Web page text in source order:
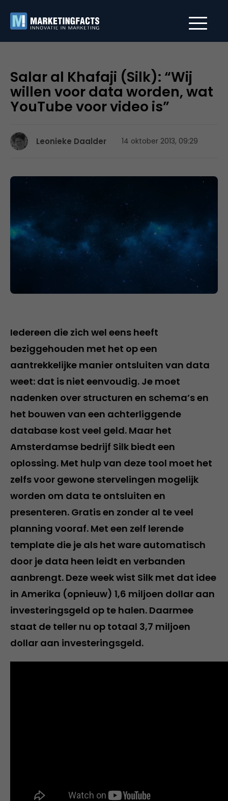
Salar al Khafaji (Silk): “Wij
willen voor data worden, wat
YouTube voor video is”
Leonieke Daalder 14 oktober 2013, 09:29
Iedereen die zich wel eens heeft
beziggehouden met het op een
aantrekkelijke manier ontsluiten van data
weet: dat is niet eenvoudig. Je moet
nadenken over structuren en schema’s en
het bouwen van een achterliggende
database kost veel geld. Maar het
Amsterdamse bedrijf Silk biedt een
oplossing. Met hulp van deze tool moet het
zelfs voor gewone stervelingen mogelijk
worden om data te ontsluiten en
presenteren. Gratis en zonder al te veel
planning vooraf. Met een zelf lerende
template die je als het ware automatisch
door je data heen leidt en verbanden
aanbrengt. Deze week wist Silk met dat idee
in Amerika (opnieuw) 1,6 miljoen dollar aan
investeringsgeld op te halen. Daarmee
staat de teller nu op totaal 3,7 miljoen
dollar aan investeringsgeld.